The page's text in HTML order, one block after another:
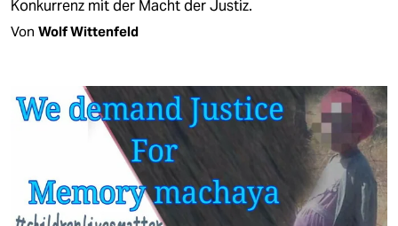
Konkurrenz mit der Macht der Justiz.
Von Wolf Wittenfeld